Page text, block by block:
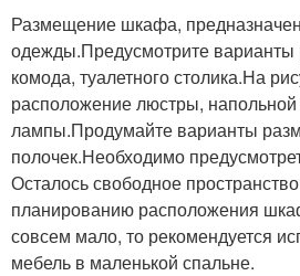
Размещение шкафа,
одежды.Предусмотрите варианты
комода, туалетного столика.На
расположение люстры, напольной
лампы.Продумайте варианты
полочек.Необходимо
Осталось свободное
планированию расположения
совсем мало, то рекомендуется
мебель в маленькой спальне.